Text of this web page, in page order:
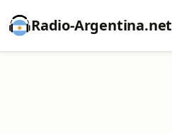
Radio-Argentina.net